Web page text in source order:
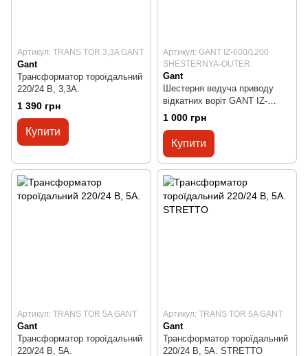
Артикул: TRANS TOR 3,3A GANT
Gant
Трансформатор тороїдальний
220/24 В, 3,3А.
1 390 грн
Купити
Артикул: GANT IZ-600/1200
SHESTERNYA-OUTER
Gant
Шестерня ведуча приводу
відкатних воріт GANT IZ-
600/1200/BS-IZ/BS-CAN, Miller
Technics
1 000 грн
Купити
Артикул: TRANS TOR 5A GANT
Gant
Трансформатор тороїдальний
220/24 В, 5А.
Артикул: TRANS TOR 5A GANT
Gant
Трансформатор тороїдальний
220/24 В, 5А. STRETTO